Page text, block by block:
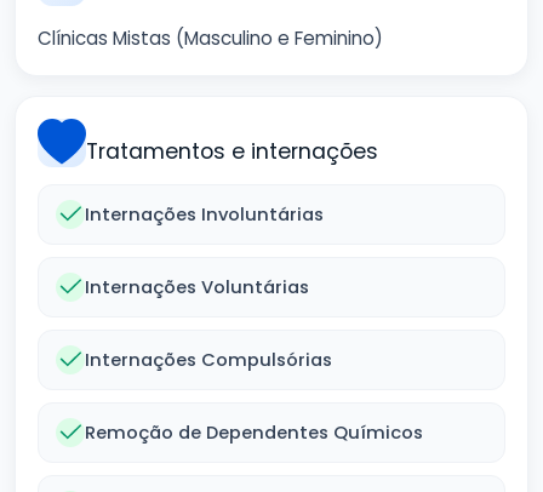
Clínicas Mistas (Masculino e Feminino)
Tratamentos e internações
Internações Involuntárias
Internações Voluntárias
Internações Compulsórias
Remoção de Dependentes Químicos